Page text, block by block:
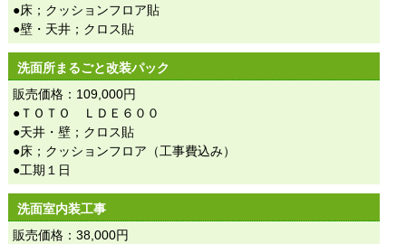
●床；クッションフロア貼
●壁・天井；クロス貼
洗面所まるごと改装パック
販売価格：109,000円
●ＴＯＴＯ ＬＤＥ６００
●天井・壁；クロス貼
●床；クッションフロア（工事費込み）
●工期１日
洗面室内装工事
販売価格：38,000円